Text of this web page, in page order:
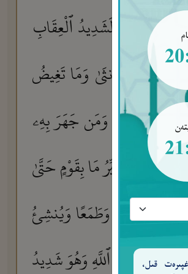
قىل،
وَإِنَّ رَبَّكَ لَشَدِيدُ ٱلْعِقَابِ
مَا تَحْمِلُ كُلُّ أُنثَىٰ وَمَا تَغِيضُ
أَسَرَّ ٱلْقَوْلَ وَمَن جَهَرَ بِهِۦ
ٱللَّهَ لَا يُغَيِّرُ مَا بِقَوْمٍ حَتَّىٰ
خَوْفًا وَطَمَعًا وَيُنشِئُ
فِى ٱللَّهِ وَهُوَ شَدِيدُ